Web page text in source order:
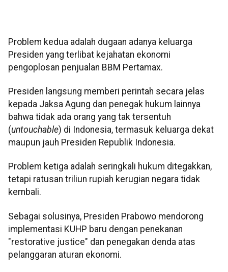
Problem kedua adalah dugaan adanya keluarga
Presiden yang terlibat kejahatan ekonomi
pengoplosan penjualan BBM Pertamax.
Presiden langsung memberi perintah secara jelas
kepada Jaksa Agung dan penegak hukum lainnya
bahwa tidak ada orang yang tak tersentuh
(untouchable) di Indonesia, termasuk keluarga dekat
maupun jauh Presiden Republik Indonesia.
Problem ketiga adalah seringkali hukum ditegakkan,
tetapi ratusan triliun rupiah kerugian negara tidak
kembali.
Sebagai solusinya, Presiden Prabowo mendorong
implementasi KUHP baru dengan penekanan
"restorative justice" dan penegakan denda atas
pelanggaran aturan ekonomi.